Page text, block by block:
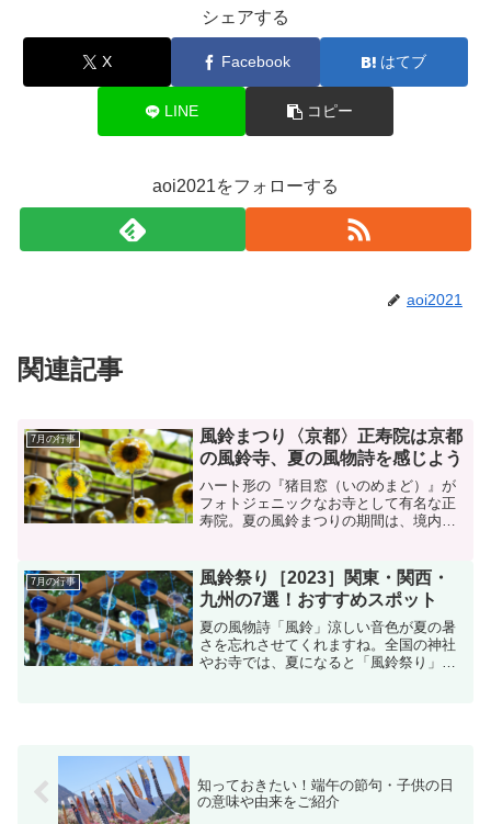
シェアする
X Facebook はてブ
LINE コピー
aoi2021をフォローする
aoi2021
関連記事
7月の行事
風鈴まつり〈京都〉正寿院は京都
の風鈴寺、夏の風物詩を感じよう
ハート形の『猪目窓（いのめまど）』が
フォトジェニックなお寺として有名な正
寿院。夏の風鈴まつりの期間は、境内に
（月）まで風鈴まつりが開催されていま
す。正寿院は、...
7月の行事
風鈴祭り［2023］関東・関西・
九州の7選！おすすめスポット
夏の風物詩「風鈴」涼しい音色が夏の暑
さを忘れさせてくれますね。全国の神社
やお寺では、夏になると「風鈴祭り」が
知っておきたい！端午の節句・子供の日
の意味や由来をご紹介